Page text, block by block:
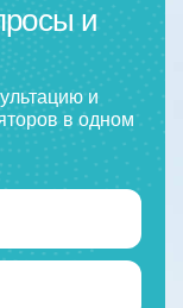
и
и
в одном